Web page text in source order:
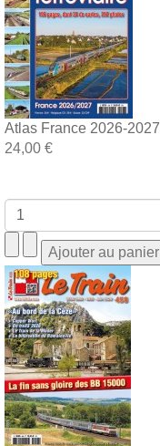
Atlas France 2026-2027
24,00 €